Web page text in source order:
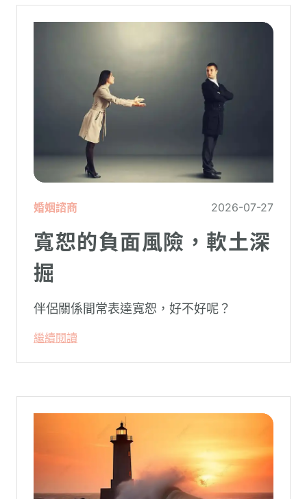
婚姻諮商 2026-07-27
寬恕的負面風險，軟土深
掘
伴侶關係間常表達寬恕，好不好呢？
繼續閱讀